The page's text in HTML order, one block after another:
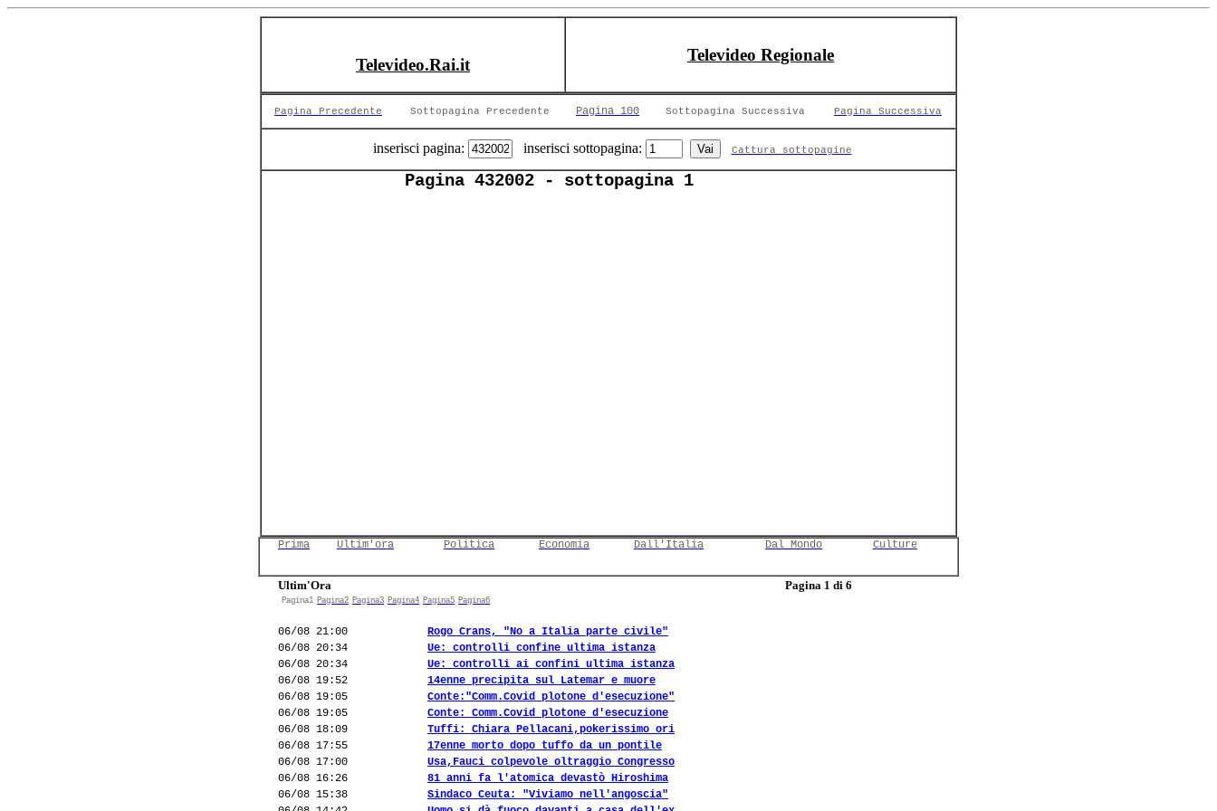
Televideo.Rai.it
Televideo Regionale
Pagina Precedente Sottopagina Precedente Pagina 100 Sottopagina Successiva Pagina Successiva
inserisci pagina: inserisci sottopagina: Cattura sottopagine
Pagina 432002 - sottopagina 1
Prima Ultim'ora Politica Economia Dall'Italia Dal Mondo Culture
Ultim'Ora Pagina 1 di 6
Pagina1 Pagina2 Pagina3 Pagina4 Pagina5 Pagina6
06/08 21:00
Rogo Crans, "No a Italia parte civile"
06/08 20:34
Ue: controlli confine ultima istanza
06/08 20:34
Ue: controlli ai confini ultima istanza
06/08 19:52
14enne precipita sul Latemar e muore
06/08 19:05
Conte:"Comm.Covid plotone d'esecuzione"
06/08 19:05
Conte: Comm.Covid plotone d'esecuzione
06/08 18:09
Tuffi: Chiara Pellacani,pokerissimo ori
06/08 17:55
17enne morto dopo tuffo da un pontile
06/08 17:00
Usa,Fauci colpevole oltraggio Congresso
06/08 16:26
81 anni fa l'atomica devastò Hiroshima
06/08 15:38
Sindaco Ceuta: "Viviamo nell'angoscia"